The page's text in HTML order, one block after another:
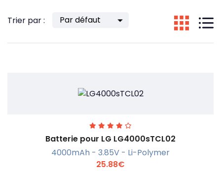
Trier par :
Batterie pour LG LG4000sTCL02
4000mAh - 3.85V - Li-Polymer
25.88€